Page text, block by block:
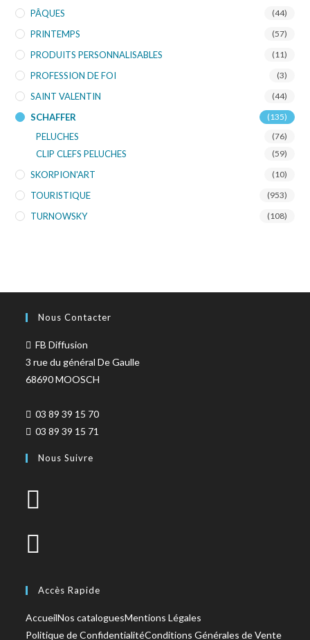
PÂQUES (44)
PRINTEMPS (57)
PRODUITS PERSONNALISABLES (11)
PROFESSION DE FOI (3)
SAINT VALENTIN (44)
SCHAFFER (135)
PELUCHES (76)
CLIP CLEFS PELUCHES (59)
SKORPION'ART (10)
TOURISTIQUE (953)
TURNOWSKY (108)
Nous Contacter
FB Diffusion
3 rue du général De Gaulle
68690 MOOSCH
03 89 39 15 70
03 89 39 15 71
Nous Suivre
Accès Rapide
AccueilNos cataloguesMentions Légales
Politique de ConfidentialitéConditions Générales de Vente